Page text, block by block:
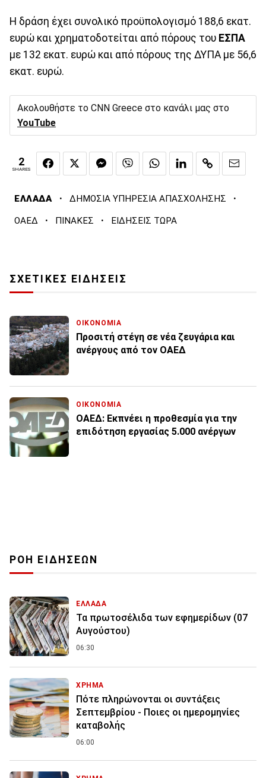
Η δράση έχει συνολικό προϋπολογισμό 188,6 εκατ.
ευρώ και χρηματοδοτείται από πόρους του ΕΣΠΑ
με 132 εκατ. ευρώ και από πόρους της ΔΥΠΑ με 56,6
εκατ. ευρώ.
Ακολουθήστε το CNN Greece στο κανάλι μας στο
YouTube
2
SHARES
ΕΛΛΑΔΑ · ΔΗΜΟΣΙΑ ΥΠΗΡΕΣΙΑ ΑΠΑΣΧΟΛΗΣΗΣ ·
ΟΑΕΔ · ΠΙΝΑΚΕΣ · ΕΙΔΗΣΕΙΣ ΤΩΡΑ
ΣΧΕΤΙΚΕΣ ΕΙΔΗΣΕΙΣ
ΟΙΚΟΝΟΜΙΑ
Προσιτή στέγη σε νέα ζευγάρια και
ανέργους από τον ΟΑΕΔ
ΟΙΚΟΝΟΜΙΑ
ΟΑΕΔ: Εκπνέει η προθεσμία για την
επιδότηση εργασίας 5.000 ανέργων
ΡΟΗ ΕΙΔΗΣΕΩΝ
ΕΛΛΑΔΑ
Τα πρωτοσέλιδα των εφημερίδων (07
Αυγούστου)
06:30
ΧΡΗΜΑ
Πότε πληρώνονται οι συντάξεις
Σεπτεμβρίου - Ποιες οι ημερομηνίες
καταβολής
06:00